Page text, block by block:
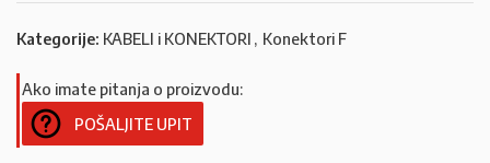
Kategorije: KABELI i KONEKTORI , Konektori F
Ako imate pitanja o proizvodu:
POŠALJITE UPIT